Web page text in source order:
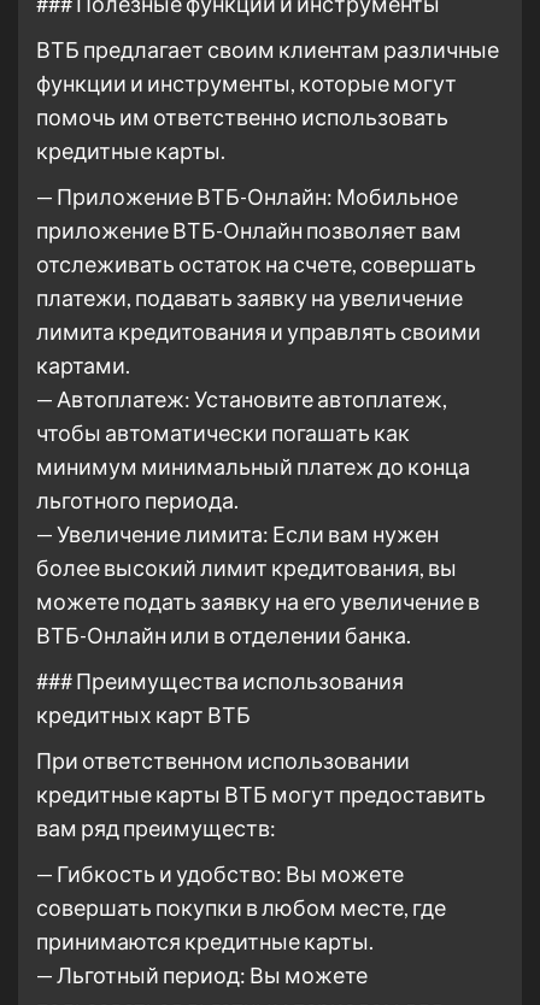
ВТБ предлагает своим клиентам различные
функции и инструменты, которые могут
помочь им ответственно использовать
кредитные карты.
— Приложение ВТБ-Онлайн: Мобильное
приложение ВТБ-Онлайн позволяет вам
отслеживать остаток на счете, совершать
платежи, подавать заявку на увеличение
лимита кредитования и управлять своими
картами.
— Автоплатеж: Установите автоплатеж,
чтобы автоматически погашать как
минимум минимальный платеж до конца
льготного периода.
— Увеличение лимита: Если вам нужен
более высокий лимит кредитования, вы
можете подать заявку на его увеличение в
ВТБ-Онлайн или в отделении банка.
### Преимущества использования
кредитных карт ВТБ
При ответственном использовании
кредитные карты ВТБ могут предоставить
вам ряд преимуществ:
— Гибкость и удобство: Вы можете
совершать покупки в любом месте, где
принимаются кредитные карты.
— Льготный период: Вы можете